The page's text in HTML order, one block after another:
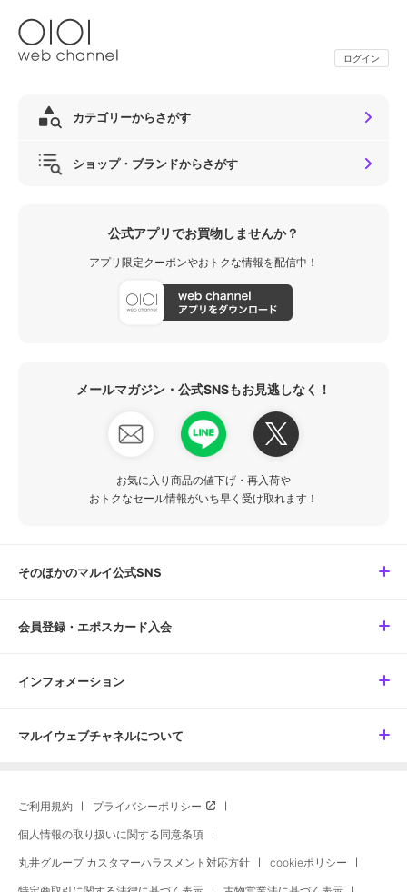
ログイン
カテゴリーからさがす
ショップ・ブランドからさがす
公式アプリでお買物しませんか？
アプリ限定クーポンやおトクな情報を配信中！
メールマガジン・公式SNSもお見逃しなく！
お気に入り商品の値下げ・再入荷や
おトクなセール情報がいち早く受け取れます！
そのほかのマルイ公式SNS
会員登録・エポスカード入会
インフォメーション
マルイウェブチャネルについて
ご利用規約 プライバシーポリシー
個人情報の取り扱いに関する同意条項
丸井グループ カスタマーハラスメント対応方針 cookieポリシー